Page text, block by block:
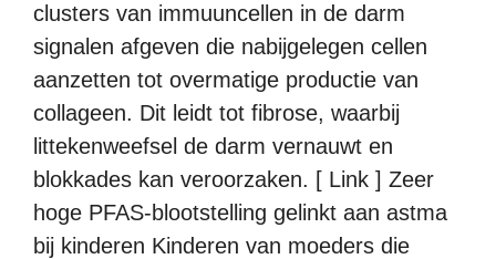
clusters van immuuncellen in de darm
signalen afgeven die nabijgelegen cellen
aanzetten tot overmatige productie van
collageen. Dit leidt tot fibrose, waarbij
littekenweefsel de darm vernauwt en
blokkades kan veroorzaken. [ Link ] Zeer
hoge PFAS-blootstelling gelinkt aan astma
bij kinderen Kinderen van moeders die